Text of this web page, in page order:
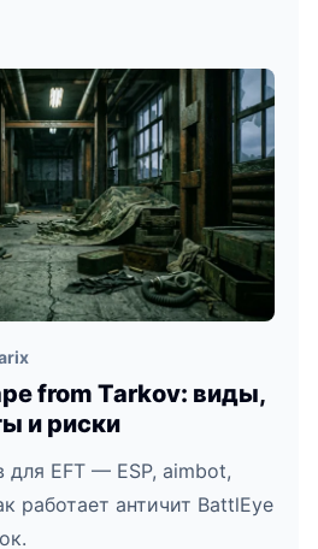
from Tarkov: виды,
и риски
для EFT — ESP, aimbot,
работает античит BattlEye